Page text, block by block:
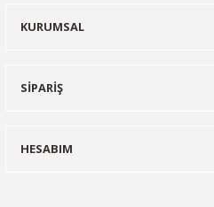
KURUMSAL
SİPARİŞ
HESABIM